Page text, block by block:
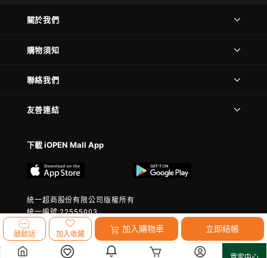
敲敲話 加入收藏
加入購物車 立即結帳
關於我們
購物須知
聯絡我們
友善連結
下載 iOPEN Mall App
統一超商股份有限公司版權所有
統一編號:22555003
© 2023 President Chain Store Corp. All rights reserved.